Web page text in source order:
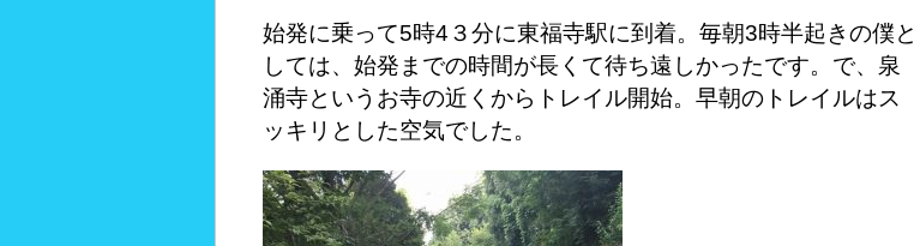
始発に乗って5時4３分に東福寺駅に到着。毎朝3時半起きの僕と
しては、始発までの時間が長くて待ち遠しかったです。で、泉
涌寺というお寺の近くからトレイル開始。早朝のトレイルはス
ッキリとした空気でした。